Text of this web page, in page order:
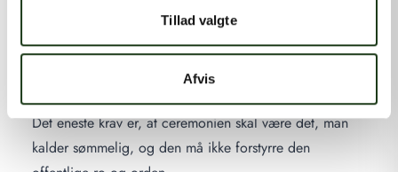
Tillad valgte
Afvis
Det er helt op til jer, der arrangerer højtideligheden,
hvad den skal indeholde. Noget, der ofte går igen som
være taler, digtoplæsning, billeder eller videoklip.
Det eneste krav er, at ceremonien skal være det, man
kalder sømmelig, og den må ikke forstyrre den